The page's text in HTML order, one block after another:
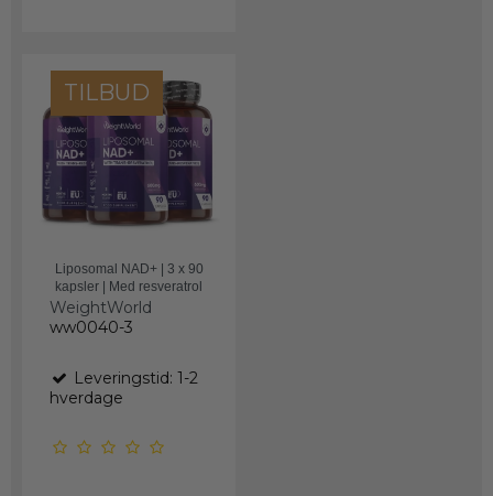
TILBUD
Liposomal NAD+ | 3 x 90
kapsler | Med resveratrol
WeightWorld
ww0040-3
Leveringstid: 1-2
hverdage